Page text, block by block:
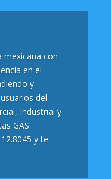
mexicana con
en el
y
del
Industrial y
GAS
y te